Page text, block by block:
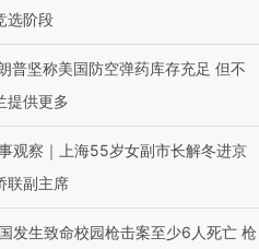
选阶段
普坚称美国防空弹药库存充足 但不
提供更多
观察｜上海55岁女副市长解冬进京
联副主席
发生致命校园枪击案至少6人死亡 枪